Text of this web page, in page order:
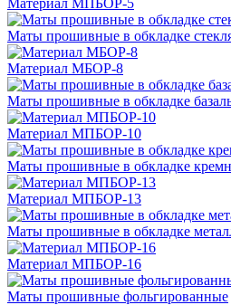
Маты прошивные в обкладке
Материал МБОР-8
Маты прошивные в обкладке
Материал МПБОР-10
Маты прошивные в обкладке
Материал МПБОР-13
Маты прошивные в обкладке
Материал МПБОР-16
Маты прошивные фольгированные